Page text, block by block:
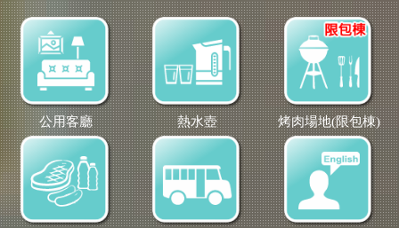
公用客廳 熱水壺 烤肉場地(限包棟)